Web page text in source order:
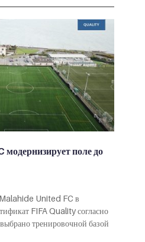
поле до
United FC в
FIFA Quality согласно
тренировочной базой